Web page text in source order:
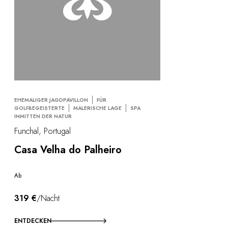
EHEMALIGER JAGDPAVILLON
FÜR
GOLFBEGEISTERTE
MALERISCHE LAGE
SPA
INMITTEN DER NATUR
Funchal, Portugal
Casa Velha do Palheiro
Ab
319 €/Nacht
ENTDECKEN